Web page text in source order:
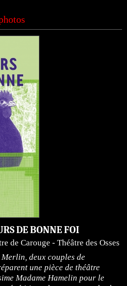
DE BONNE FOI
de Carouge - Théâtre des Osses
deux couples de
une pièce de théâtre
Madame Hamelin pour le